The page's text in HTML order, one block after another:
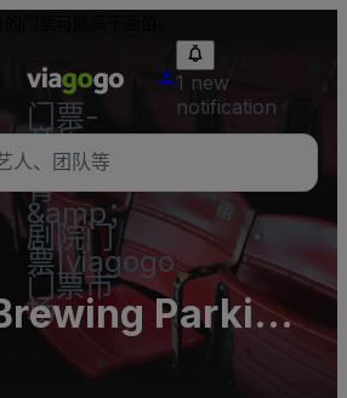
门票-
音乐
会，体
育
&amp；
剧院门
票|viagogo
门票市
场
1 new
notification
Parking